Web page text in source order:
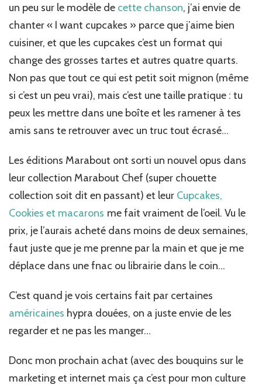
cupcakes!!
un peu sur le modèle de cette chanson, j’ai envie de
chanter « I want cupcakes » parce que j’aime bien
cuisiner, et que les cupcakes c’est un format qui
change des grosses tartes et autres quatre quarts.
Non pas que tout ce qui est petit soit mignon (même
si c’est un peu vrai), mais c’est une taille pratique : tu
peux les mettre dans une boîte et les ramener à tes
amis sans te retrouver avec un truc tout écrasé…
Les éditions Marabout ont sorti un nouvel opus dans
leur collection Marabout Chef (super chouette
collection soit dit en passant) et leur Cupcakes,
Cookies et macarons me fait vraiment de l’oeil. Vu le
prix, je l’aurais acheté dans moins de deux semaines,
faut juste que je me prenne par la main et que je me
déplace dans une fnac ou librairie dans le coin…
C’est quand je vois certains fait par certaines
américaines hypra douées, on a juste envie de les
regarder et ne pas les manger…
Donc mon prochain achat (avec des bouquins sur le
marketing et internet mais ça c’est pour mon culture